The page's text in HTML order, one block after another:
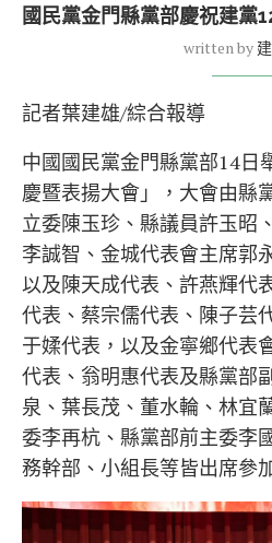
國民黨金門縣黨部慶祝建黨
written by
記者葉建雄/綜合報導
中國國民黨金門縣黨部14日
慶暨表揚大會」，大會由縣
立委陳玉珍、縣議員許玉昭
李誠智、金城代表會主席郭
以及陳天成代表、許燕輝代
代表、蔡宗儒代表、陳子芸
于媃代表，以及金寧鄉代表
代表、翁明惠代表及縣黨部
泉、葉長茂、董水輪、林宜
委李再杭、縣黨部前主委李
務幹部、小組長等皆出席參